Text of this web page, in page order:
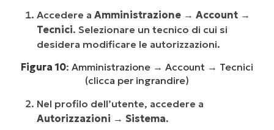
Accedere a Amministrazione → Account →
Tecnici. Selezionare un tecnico di cui si
desidera modificare le autorizzazioni.
Figura 10: Amministrazione → Account → Tecnici
(clicca per ingrandire)
Nel profilo dell’utente, accedere a
Autorizzazioni → Sistema.